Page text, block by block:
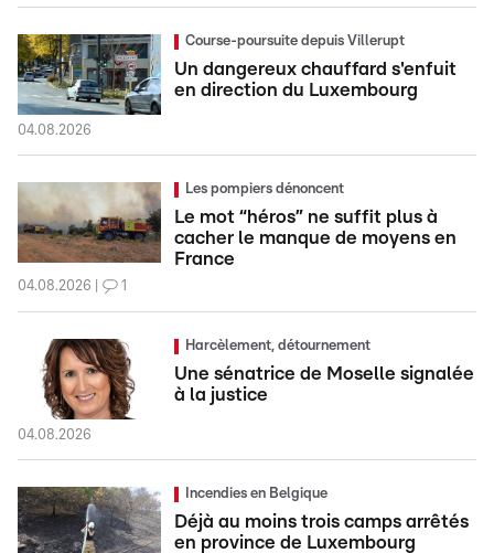
Course-poursuite depuis Villerupt
Un dangereux chauffard s'enfuit
en direction du Luxembourg
04.08.2026
Les pompiers dénoncent
Le mot “héros” ne suffit plus à
cacher le manque de moyens en
France
04.08.2026 1
Harcèlement, détournement
Une sénatrice de Moselle signalée
à la justice
04.08.2026
Incendies en Belgique
Déjà au moins trois camps arrêtés
en province de Luxembourg